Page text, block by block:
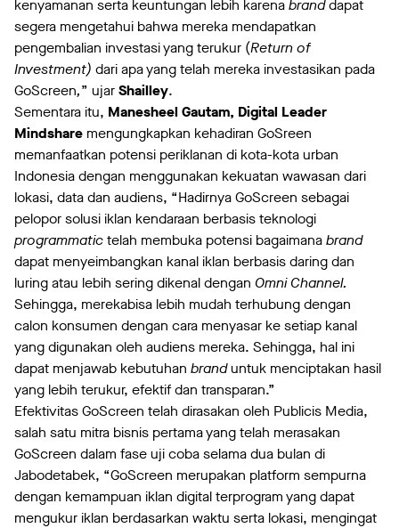
kenyamanan serta keuntungan lebih karenabranddapat
segera mengetahui bahwa mereka mendapatkan
pengembalian investasi yang terukur (Return of
Investment) dari apa yang telah mereka investasikan pada
GoScreen,” ujarShailley.
Sementara itu, Manesheel Gautam, Digital Leader
Mindshare mengungkapkan kehadiran GoSreen
memanfaatkan potensi periklanan di kota-kota urban
Indonesia dengan menggunakan kekuatan wawasan dari
lokasi, data dan audiens, “Hadirnya GoScreen sebagai
pelopor solusi iklan kendaraan berbasis teknologi
programmatictelah membuka potensi bagaimanabrand
dapat menyeimbangkan kanal iklan berbasis daring dan
luring atau lebih sering dikenal dengan Omni Channel.
Sehingga, merekabisa lebih mudah terhubung dengan
calon konsumen dengan cara menyasar ke setiap kanal
yang digunakan oleh audiens mereka. Sehingga, hal ini
dapat menjawab kebutuhan branduntuk menciptakan hasil
yang lebih terukur, efektif dan transparan.”
Efektivitas GoScreen telah dirasakan oleh Publicis Media,
salah satu mitra bisnis pertama yang telah merasakan
GoScreen dalam fase uji coba selama dua bulan di
Jabodetabek, “GoScreen merupakan platform sempurna
dengan kemampuan iklan digital terprogram yang dapat
mengukur iklan berdasarkan waktu serta lokasi, mengingat